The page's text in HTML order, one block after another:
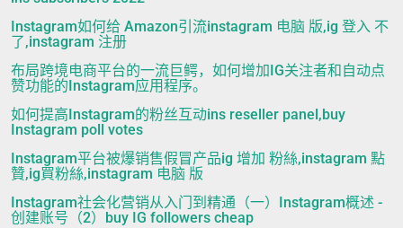
Instagram如何给 Amazon引流instagram 电脑 版,ig 登入 不
了,instagram 注册
布局跨境电商平台的一流巨鳄，如何增加IG关注者和自动点
赞功能的Instagram应用程序。
如何提高Instagram的粉丝互动ins reseller panel,buy
Instagram poll votes
Instagram平台被爆销售假冒产品ig 增加 粉絲,instagram 點
贊,ig買粉絲,instagram 电脑 版
Instagram社会化营销从入门到精通（一）Instagram概述 -
创建账号（2）buy IG followers cheap